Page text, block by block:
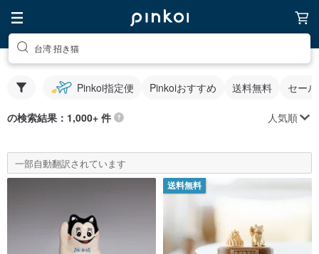
台湾 招き猫
Pinkoi指定便 Pinkoiおすすめ 送料無料 セー
の検索結果：1,000+ 件 人気順
一部自動翻訳されています
送料無料